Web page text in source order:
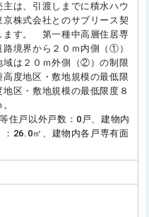
は、引渡しまでに積水ハウ
京株式会社とのサブリース契
ます。 第一種中高層住居専
境界から２０ｍ内側（①）
域は２０ｍ外側（②）の制限
度地区・敷地規模の最低限
区・敷地規模の最低限度８
住戸以外戸数：0戸、建物内
26.0㎡、建物内各戸専有面